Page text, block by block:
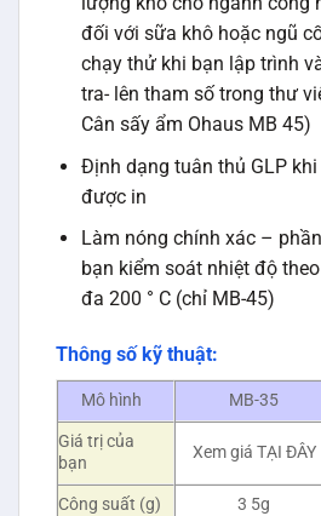
đối với sữa khô hoặc ngũ
chạy thử khi bạn lập trình
tra- lên tham số trong thư
Cân sấy ẩm Ohaus MB 45)
Định dạng tuân thủ GLP
được in
Làm nóng chính xác –
bạn kiểm soát nhiệt độ
đa 200 ° C (chỉ MB-45)
Thông số kỹ thuật:
Mô hình MB-35
Giá trị của
bạn
Xem giá TẠI ĐÂY
Công suất (g) 3 5g